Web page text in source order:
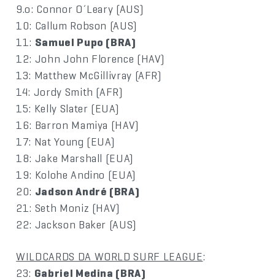
9.o: Connor O´Leary (AUS)
10: Callum Robson (AUS)
11: Samuel Pupo (BRA)
12: John John Florence (HAV)
13: Matthew McGillivray (AFR)
14: Jordy Smith (AFR)
15: Kelly Slater (EUA)
16: Barron Mamiya (HAV)
17: Nat Young (EUA)
18: Jake Marshall (EUA)
19: Kolohe Andino (EUA)
20: Jadson André (BRA)
21: Seth Moniz (HAV)
22: Jackson Baker (AUS)
WILDCARDS DA WORLD SURF LEAGUE:
23: Gabriel Medina (BRA)